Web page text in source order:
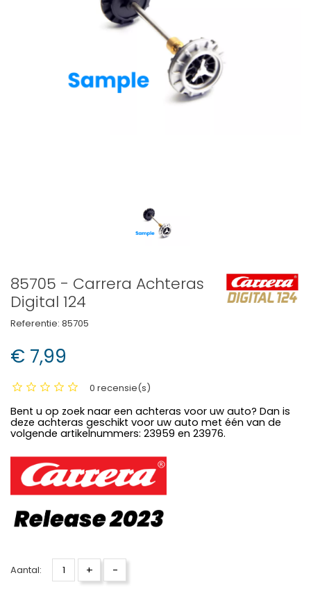
85705 - Carrera Achteras
Digital 124
Referentie: 85705
€ 7,99
0 recensie(s)
Bent u op zoek naar een achteras voor uw auto? Dan is
deze achteras geschikt voor uw auto met één van de
volgende artikelnummers: 23959 en 23976.
Aantal: + -